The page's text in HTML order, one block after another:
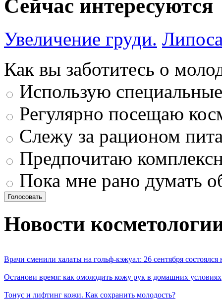
Сейчас интересуются
Увеличение груди.
Как вы заботитесь о
Использую
Регулярно посещаю
Слежу за рационом
Предпочитаю
Пока мне рано думать
Новости
Врачи сменили халаты на гольф-кэжуал: 26 сентября
Останови время: как омолодить кожу рук в домашних условиях
Тонус и лифтинг кожи. Как сохранить молодость?